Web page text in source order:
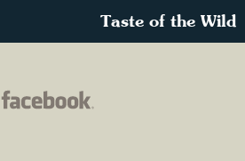
Taste of the Wild